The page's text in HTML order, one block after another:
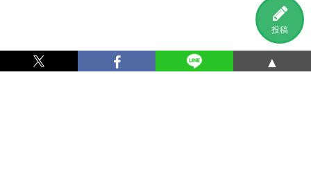
投稿
▲